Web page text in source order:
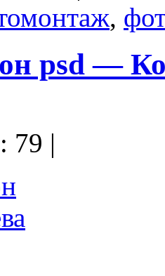
,
psd —
79 |